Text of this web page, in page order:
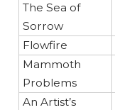
The Sea of
Sorrow
Flowfire
Mammoth
Problems
An Artist’s